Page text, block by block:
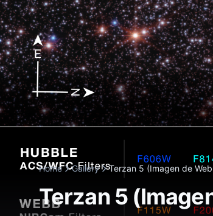
Home Gallery Terzan 5 (Imagen de
Terzan 5